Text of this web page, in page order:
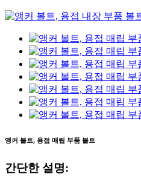
앵커 볼트, 용접 매립 부품 볼트
간단한 설명: